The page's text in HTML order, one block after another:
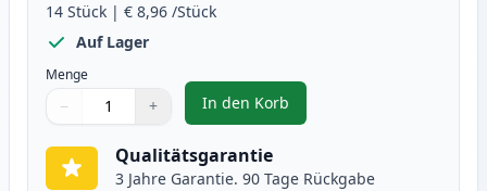
14 Stück | € 8,96 /Stück
Auf Lager
Menge
Verwenden Sie die Tasten, um anzupassen
− +
1
In den Korb
, 14 stück Brother LC1240
Qualitätsgarantie
3 Jahre Garantie. 90 Tage Rückgabe